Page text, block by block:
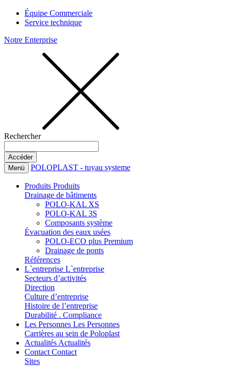
Équipe Commerciale
Service technique
Notre Enterprise
Rechercher
Menü POLOPLAST - tuyau systeme
Produits Produits
Drainage de bâtiments
POLO-KAL XS
POLO-KAL 3S
Composants système
Évacuation des eaux usées
POLO-ECO plus Premium
Drainage de ponts
Références
L`entreprise L`entreprise
Secteurs d’activités
Direction
Culture d’entreprise
Histoire de l’entreprise
Durabilité . Compliance
Les Personnes Les Personnes
Carrières au sein de Poloplast
Actualités Actualités
Contact Contact
Sites